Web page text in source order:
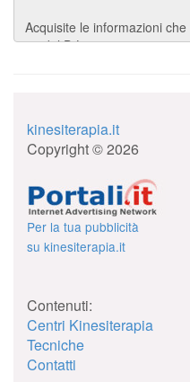
kinesiterapia.it
Copyright © 2026
Per la tua pubblicità
su kinesiterapia.it
Contenuti:
Centri Kinesiterapia
Tecniche
Contatti